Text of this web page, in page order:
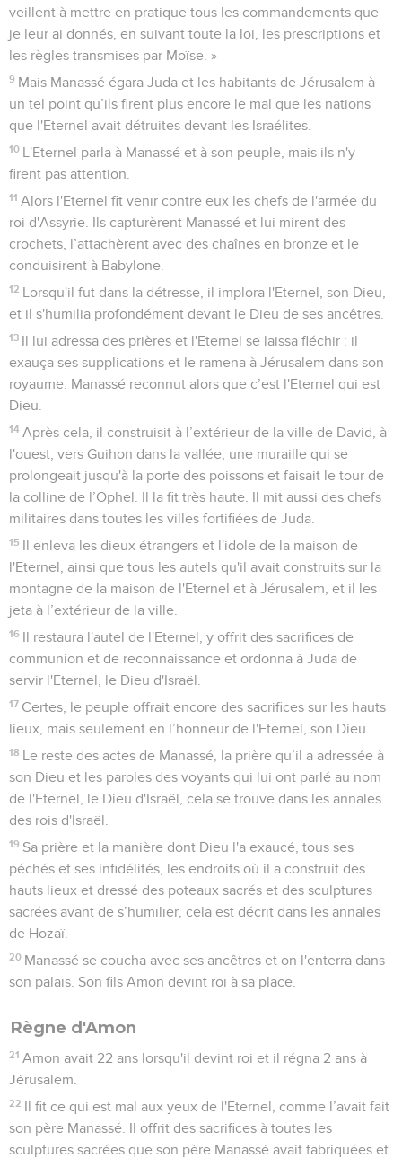
veillent à mettre en pratique tous les commandements que
je leur ai donnés, en suivant toute la loi, les prescriptions et
les règles transmises par Moïse. »
9 Mais Manassé égara Juda et les habitants de Jérusalem à
un tel point qu’ils firent plus encore le mal que les nations
que l'Eternel avait détruites devant les Israélites.
10 L'Eternel parla à Manassé et à son peuple, mais ils n'y
firent pas attention.
11 Alors l'Eternel fit venir contre eux les chefs de l'armée du
roi d'Assyrie. Ils capturèrent Manassé et lui mirent des
crochets, l’attachèrent avec des chaînes en bronze et le
conduisirent à Babylone.
12 Lorsqu'il fut dans la détresse, il implora l'Eternel, son Dieu,
et il s'humilia profondément devant le Dieu de ses ancêtres.
13 Il lui adressa des prières et l'Eternel se laissa fléchir : il
exauça ses supplications et le ramena à Jérusalem dans son
royaume. Manassé reconnut alors que c’est l'Eternel qui est
Dieu.
14 Après cela, il construisit à l’extérieur de la ville de David, à
l'ouest, vers Guihon dans la vallée, une muraille qui se
prolongeait jusqu'à la porte des poissons et faisait le tour de
la colline de l’Ophel. Il la fit très haute. Il mit aussi des chefs
militaires dans toutes les villes fortifiées de Juda.
15 Il enleva les dieux étrangers et l'idole de la maison de
l'Eternel, ainsi que tous les autels qu'il avait construits sur la
montagne de la maison de l'Eternel et à Jérusalem, et il les
jeta à l’extérieur de la ville.
16 Il restaura l'autel de l'Eternel, y offrit des sacrifices de
communion et de reconnaissance et ordonna à Juda de
servir l'Eternel, le Dieu d'Israël.
17 Certes, le peuple offrait encore des sacrifices sur les hauts
lieux, mais seulement en l’honneur de l'Eternel, son Dieu.
18 Le reste des actes de Manassé, la prière qu’il a adressée à
son Dieu et les paroles des voyants qui lui ont parlé au nom
de l'Eternel, le Dieu d'Israël, cela se trouve dans les annales
des rois d'Israël.
19 Sa prière et la manière dont Dieu l'a exaucé, tous ses
péchés et ses infidélités, les endroits où il a construit des
hauts lieux et dressé des poteaux sacrés et des sculptures
sacrées avant de s’humilier, cela est décrit dans les annales
de Hozaï.
20 Manassé se coucha avec ses ancêtres et on l'enterra dans
son palais. Son fils Amon devint roi à sa place.
Règne d'Amon
21 Amon avait 22 ans lorsqu'il devint roi et il régna 2 ans à
Jérusalem.
22 Il fit ce qui est mal aux yeux de l'Eternel, comme l’avait fait
son père Manassé. Il offrit des sacrifices à toutes les
sculptures sacrées que son père Manassé avait fabriquées et